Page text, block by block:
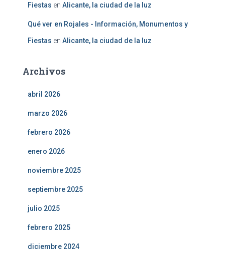
Fiestas en Alicante, la ciudad de la luz
Qué ver en Rojales - Información, Monumentos y
Fiestas en Alicante, la ciudad de la luz
Archivos
abril 2026
marzo 2026
febrero 2026
enero 2026
noviembre 2025
septiembre 2025
julio 2025
febrero 2025
diciembre 2024